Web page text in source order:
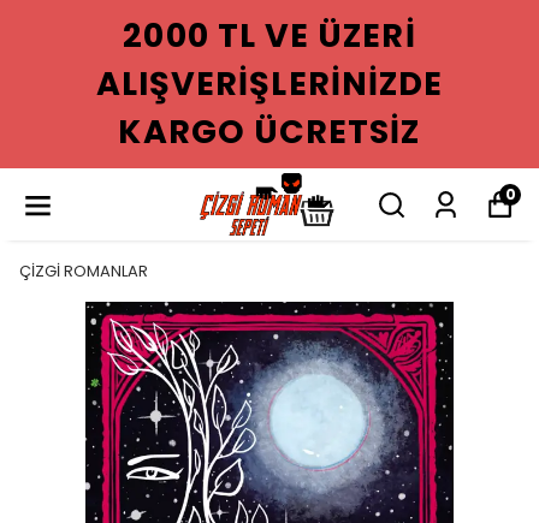
2000 TL VE ÜZERI
ALIŞVERIŞLERINIZDE
KARGO ÜCRETSIZ
0
ÇİZGİ ROMANLAR